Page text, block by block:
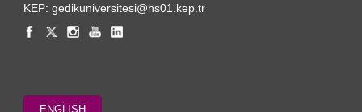
KEP: gedikuniversitesi@hs01.kep.tr
ENGLISH